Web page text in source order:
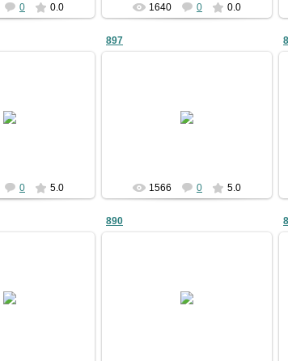
0 0.0 1640 0 0.0
0 5.0
897
1566 0 5.0
890